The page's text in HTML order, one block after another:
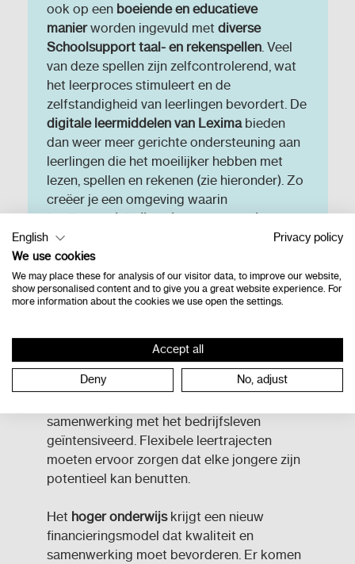
ook op een boeiende en educatieve
manierworden ingevuld met diverse
Schoolsupport taal- en rekenspellen. Veel
van deze spellen zijn zelfcontrolerend, wat
het leerproces stimuleert en de
zelfstandigheid van leerlingen bevordert. De
digitale leermiddelen van Leximabieden
dan weer meer gerichte ondersteuning aan
leerlingen die het moeilijker hebben met
lezen, spellen en rekenen (zie hieronder). Zo
creëer je een omgeving waarin
leerlingenniet alleen leren, maar ook
enthousiast
secundair onderwijsligt de nadruk op
een betere aansluiting bij de arbeidsmarkt,
vooral in het beroeps- en technisch
samenwerking met het bedrijfsleven
geïntensiveerd. Flexibele leertrajecten
moeten ervoor zorgen dat elke jongere zijn
potentieel kan benutten.
Het hoger onderwijskrijgt een nieuw
financieringsmodel dat kwaliteit en
samenwerking moet bevorderen. Er komen
English
Privacy policy
We use cookies
We may place these for analysis of our visitor data, to improve our website,
show personalised content and to give you a great website experience. For
more information about the cookies we use open the settings.
Accept all
Deny No, adjust